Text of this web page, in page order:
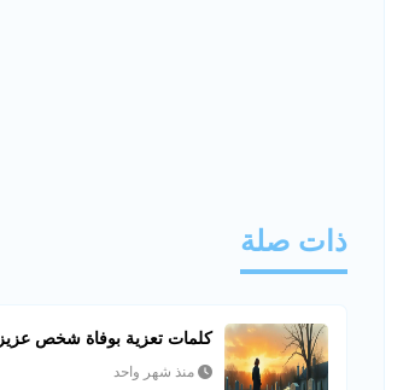
ذات صلة
كلمات تعزية بوفاة شخص عزيز
منذ شهر واحد